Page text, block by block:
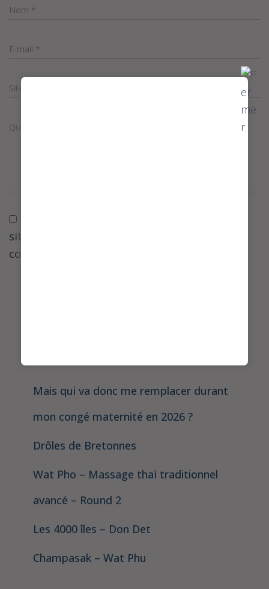
Nom *
E-mail *
Site internet
Qu’avez vous à l’esprit ?
site dans le navigateur pour mon prochain
commentaire.
Mais qui va donc me remplacer durant
mon congé maternité en 2026 ?
Drôles de Bretonnes
Wat Pho – Massage thaï traditionnel
avancé – Round 2
Les 4000 îles – Don Det
Champasak – Wat Phu